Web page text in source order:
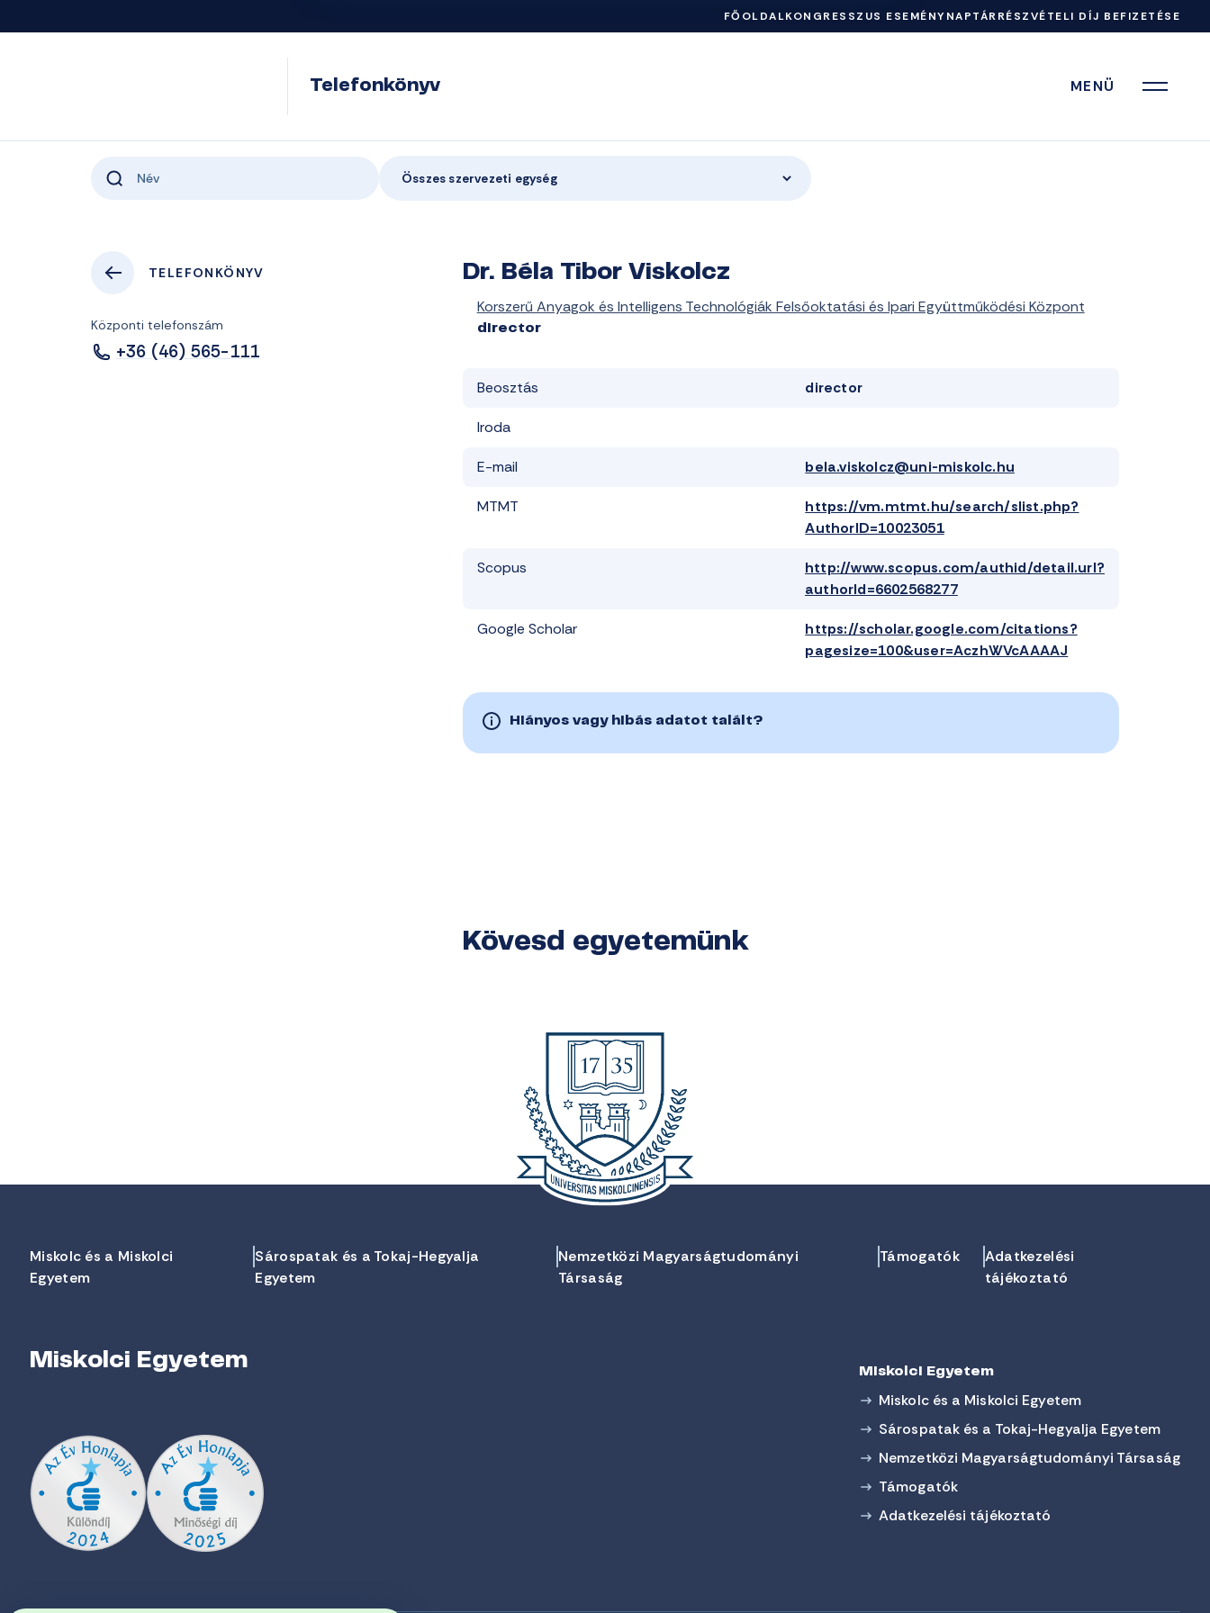
FŐOLDALKONGRESSZUS ESEMÉNYNAPTÁRRÉSZVÉTELI DÍJ BEFIZETÉSE
Telefonkönyv MENÜ
Összes szervezeti egység
TELEFONKÖNYV
Központi telefonszám
+36 (46) 565-111
Dr. Béla Tibor Viskolcz
Korszerű Anyagok és Intelligens Technológiák Felsőoktatási és Ipari Együttműködési Központ
director
Beosztás director
Iroda
E-mail bela.viskolcz@uni-miskolc.hu
MTMT
https://vm.mtmt.hu/search/slist.php?
AuthorID=10023051
Scopus
http://www.scopus.com/authid/detail.url?
authorId=6602568277
Google Scholar
https://scholar.google.com/citations?
pagesize=100&user=AczhWVcAAAAJ
Hiányos vagy hibás adatot talált?
Kövesd egyetemünk
Miskolc és a Miskolci
Egyetem
Sárospatak és a Tokaj-Hegyalja
Egyetem
Nemzetközi Magyarságtudományi
Társaság
Támogatók
Adatkezelési
tájékoztató
Miskolci Egyetem Miskolci Egyetem
Miskolc és a Miskolci Egyetem
Sárospatak és a Tokaj-Hegyalja Egyetem
Nemzetközi Magyarságtudományi Társaság
Támogatók
Adatkezelési tájékoztató